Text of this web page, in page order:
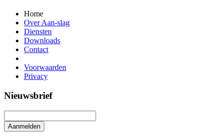
Home
Over Aan-slag
Diensten
Downloads
Contact
Voorwaarden
Privacy
Nieuwsbrief
Aanmelden